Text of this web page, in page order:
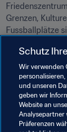
Grenzen,
Fussballplätze
werben – das
wollte mit
den Nationen
einer
– das Gleiche
Schutz
Wir verwenden
und unseren
geben wir
Website an
Analysepartner
Präferenzen